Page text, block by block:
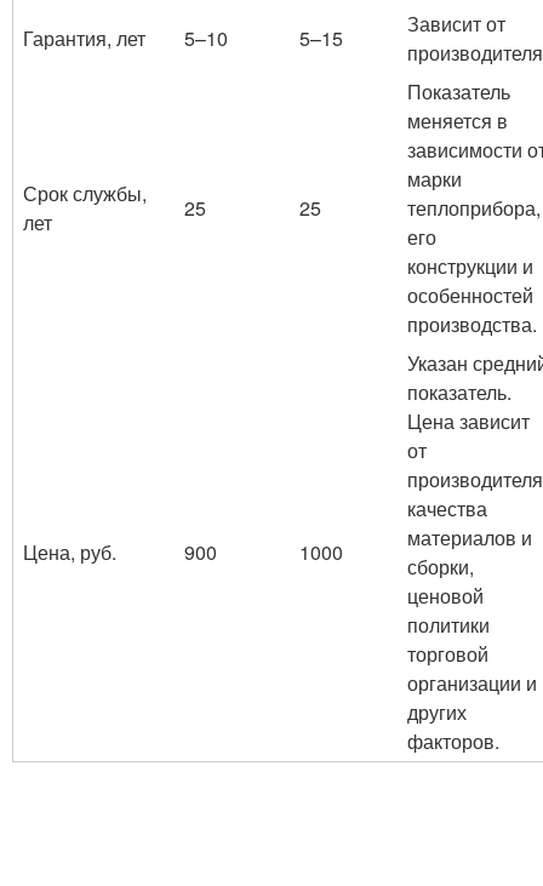
Гарантия, лет
5–10 5–15
Зависит от
Срок службы,
лет
25 25
Показатель
меняется в
зависимости
марки
теплоприбора,
его
конструкции и
особенностей
производства.
Цена, руб. 900 1000
Указан
показатель.
Цена зависит
от
качества
материалов и
сборки,
ценовой
политики
торговой
организации и
других
факторов.